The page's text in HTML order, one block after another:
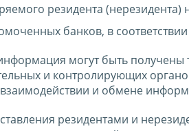
резидента (нерезидента)
банков, в
могут быть получены
и контролирующих
и обмене
резидентами и